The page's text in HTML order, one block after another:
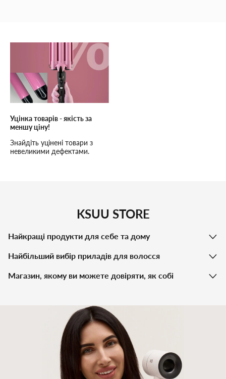
Уцінка товарів - якість за
меншу ціну!
Знайдіть уцінені товари з
невеликими дефектами.
KSUU STORE
Найкращі продукти для себе та дому
Найбільший вибір приладів для волосся
Магазин, якому ви можете довіряти, як собі